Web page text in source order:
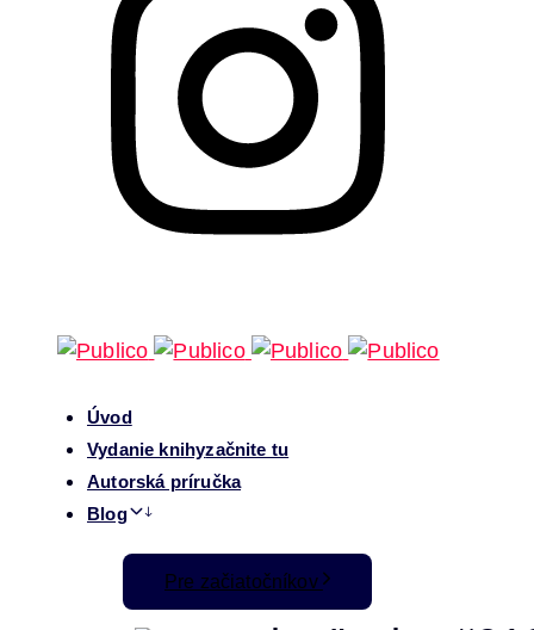
Úvod
Vydanie knihyzačnite tu
Autorská príručka
Blog
Pre začiatočníkov